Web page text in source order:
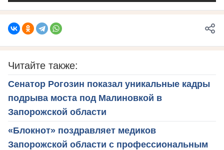
Читайте также:
Сенатор Рогозин показал уникальные кадры
подрыва моста под Малиновкой в
Запорожской области
«Блокнот» поздравляет медиков
Запорожской области с профессиональным